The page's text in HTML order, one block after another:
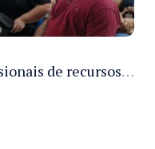
Manausprev capacita profissionais de recursos humanos para agilizar concessão de aposentadorias no município